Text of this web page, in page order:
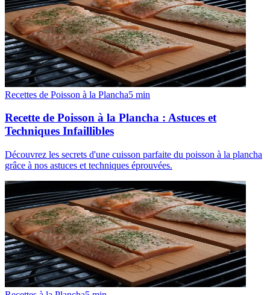
Recettes de Poisson à la Plancha5 min
Recette de Poisson à la Plancha : Astuces et
Techniques Infaillibles
Découvrez les secrets d'une cuisson parfaite du poisson à la plancha
grâce à nos astuces et techniques éprouvées.